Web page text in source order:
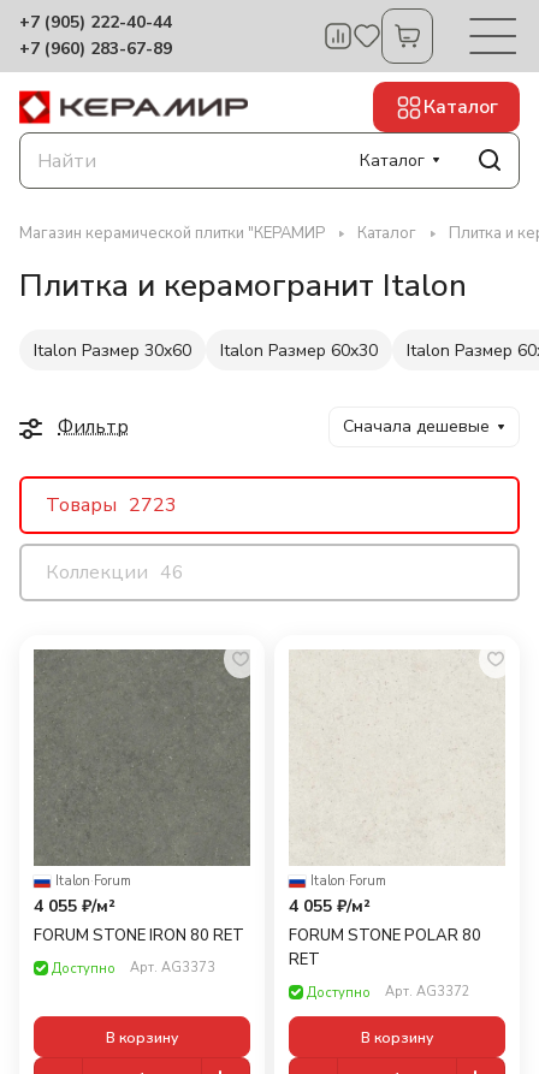
+7 (905) 222-40-44
+7 (960) 283-67-89
Каталог
Каталог
Магазин керамической плитки "КЕРАМИР Каталог Плитка и
Плитка и керамогранит Italon
Italon Размер 30x60 Italon Размер 60x30 Italon Размер
Фильтр Сначала дешевые
Товары 2723
Коллекции 46
Italon·Forum
4 055 ₽/м²
FORUM STONE IRON 80 RET
Доступно Арт. AG3373
В корзину
Italon·Forum
4 055 ₽/м²
FORUM STONE POLAR 80
RET
Доступно Арт. AG3372
В корзину